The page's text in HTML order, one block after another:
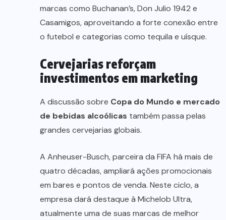
marcas como Buchanan’s, Don Julio 1942 e
Casamigos, aproveitando a forte conexão entre
o futebol e categorias como tequila e uísque.
Cervejarias reforçam
investimentos em marketing
A discussão sobre Copa do Mundo e mercado
de bebidas alcoólicas também passa pelas
grandes cervejarias globais.
A Anheuser-Busch, parceira da FIFA há mais de
quatro décadas, ampliará ações promocionais
em bares e pontos de venda. Neste ciclo, a
empresa dará destaque à Michelob Ultra,
atualmente uma de suas marcas de melhor